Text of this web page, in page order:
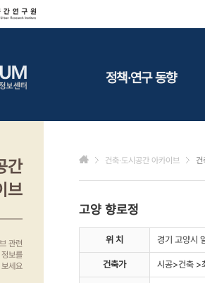
정책·연구 동향
연구동향
간
브
관련
보를
세요
건축·도시공간 아카이브 건
고양 향로정
위 치 경기 고양시
건축가 시공>건축 >